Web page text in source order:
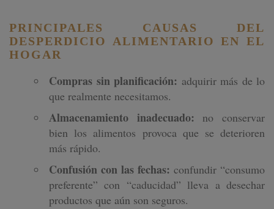
PRINCIPALES CAUSAS DEL
DESPERDICIO ALIMENTARIO EN EL
HOGAR
Compras sin planificación: adquirir más de lo
que realmente necesitamos.
Almacenamiento inadecuado: no conservar
bien los alimentos provoca que se deterioren
más rápido.
Confusión con las fechas: confundir “consumo
preferente” con “caducidad” lleva a desechar
productos que aún son seguros.